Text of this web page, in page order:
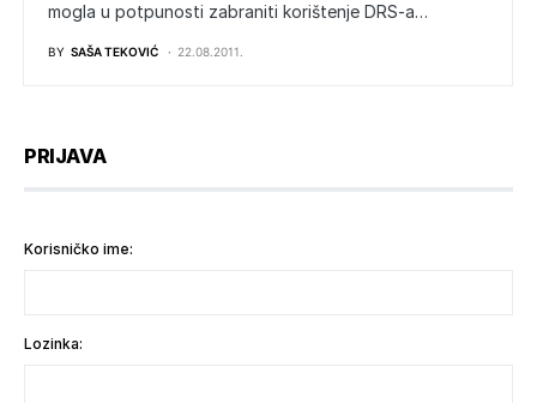
mogla u potpunosti zabraniti korištenje DRS-a…
BY SAŠA TEKOVIĆ 22.08.2011.
PRIJAVA
Korisničko ime:
Lozinka: